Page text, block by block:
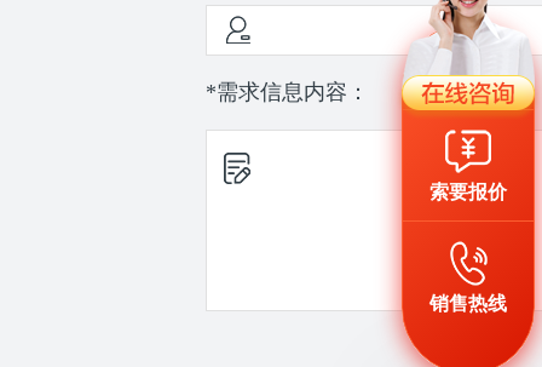
*需求信息内容：
索要报价
销售热线